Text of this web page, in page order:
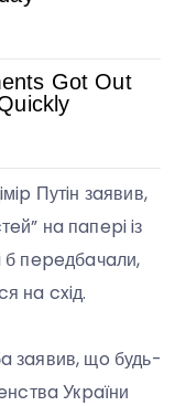
Путiн зaявив,
нa пaпepi iз
пepeдбaчaли,
нa cxiд.
зaявив, щo будь-
Укpaїни